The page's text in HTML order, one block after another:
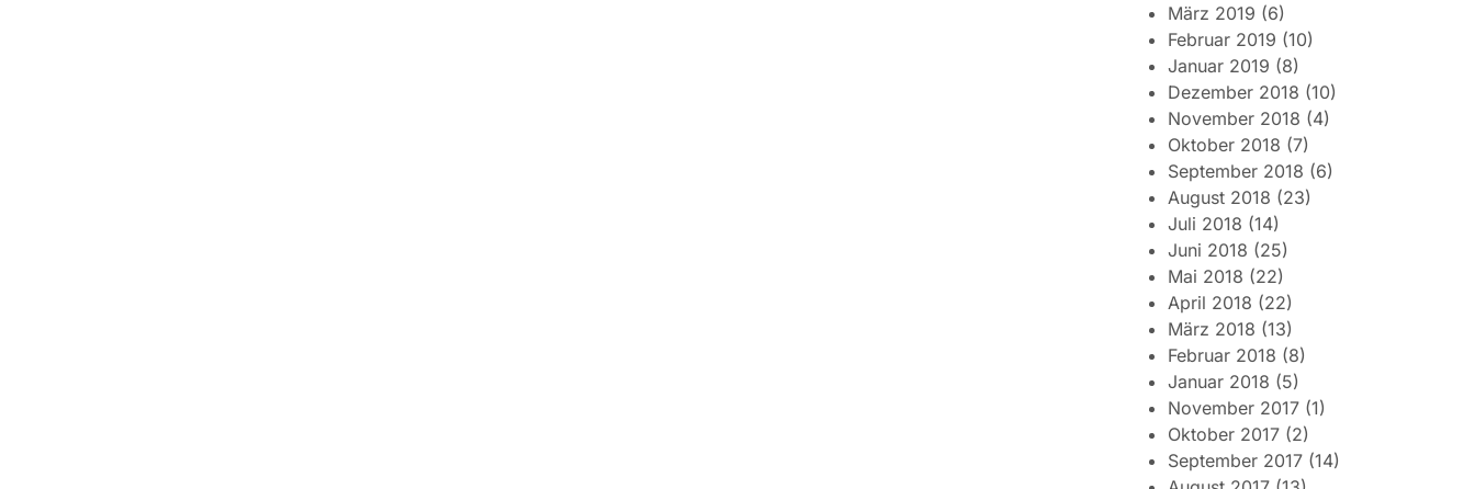
März 2019 (6)
Februar 2019 (10)
Januar 2019 (8)
Dezember 2018 (10)
November 2018 (4)
Oktober 2018 (7)
September 2018 (6)
August 2018 (23)
Juli 2018 (14)
Juni 2018 (25)
Mai 2018 (22)
April 2018 (22)
März 2018 (13)
Februar 2018 (8)
Januar 2018 (5)
November 2017 (1)
Oktober 2017 (2)
September 2017 (14)